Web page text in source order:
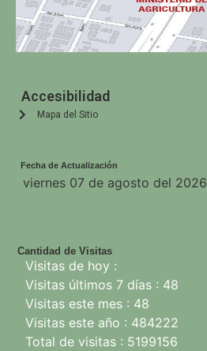
Accesibilidad
Mapa del Sitio
Fecha de Actualización
Cantidad de Visitas
Visitas de hoy :
Visitas últimos 7 días : 48
Visitas este mes : 48
Visitas este año : 484222
Total de visitas : 5199156
viernes 07 de agosto del 2026